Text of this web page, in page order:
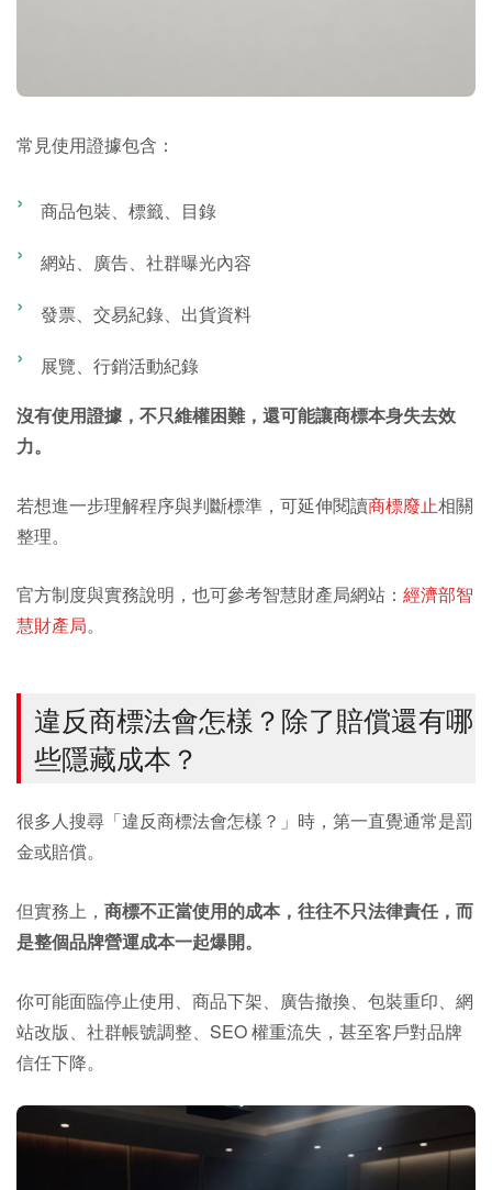
常見使用證據包含：
商品包裝、標籤、目錄
網站、廣告、社群曝光內容
發票、交易紀錄、出貨資料
展覽、行銷活動紀錄
沒有使用證據，不只維權困難，還可能讓商標本身失去效
力。
若想進一步理解程序與判斷標準，可延伸閱讀商標廢止相關
整理。
官方制度與實務說明，也可參考智慧財產局網站： 經濟部智
慧財產局。
違反商標法會怎樣？除了賠償還有哪
些隱藏成本？
很多人搜尋「違反商標法會怎樣？」時，第一直覺通常是罰
金或賠償。
但實務上， 商標不正當使用的成本，往往不只法律責任，而
是整個品牌營運成本一起爆開。
你可能面臨停止使用、商品下架、廣告撤換、包裝重印、網
站改版、社群帳號調整、SEO 權重流失，甚至客戶對品牌
信任下降。